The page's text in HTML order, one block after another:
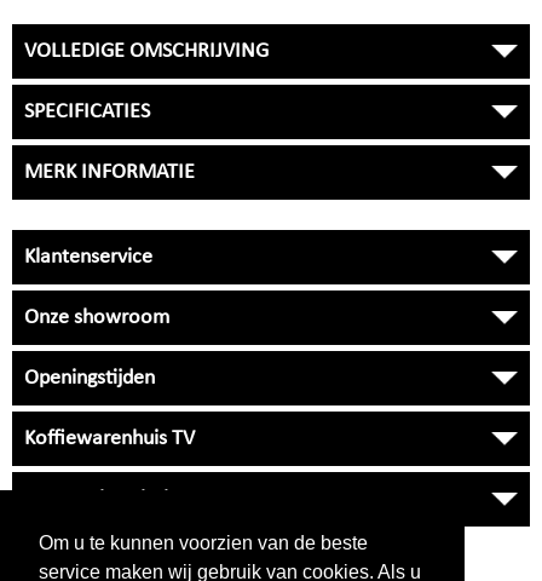
Om u te kunnen voorzien van de beste
service maken wij gebruik van cookies. Als u
VOLLEDIGE OMSCHRIJVING
SPECIFICATIES
MERK INFORMATIE
Klantenservice
Onze showroom
Openingstijden
Koffiewarenhuis TV
VRAGEN?